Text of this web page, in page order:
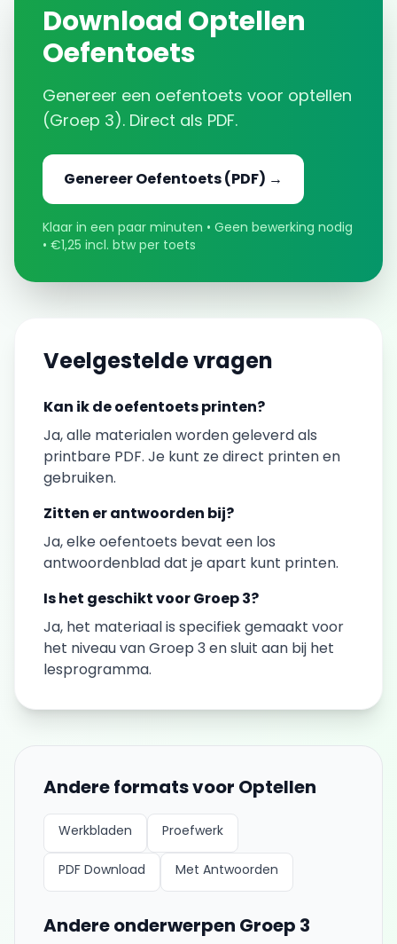
Download Optellen
Oefentoets
Genereer een oefentoets voor optellen
(Groep 3). Direct als PDF.
GenereerOefentoets(PDF) →
Klaar in een paar minuten • Geen bewerking nodig
• €1,25 incl. btw per toets
Veelgestelde vragen
Kan ik deoefentoetsprinten?
Ja, alle materialen worden geleverd als
printbare PDF. Je kunt ze direct printen en
gebruiken.
Zitten er antwoorden bij?
Ja, elkeoefentoets bevat een los
antwoordenblad dat je apart kunt printen.
Is het geschikt voorGroep 3?
Ja, het materiaal is specifiek gemaakt voor
het niveau vanGroep 3 en sluit aan bij het
lesprogramma.
Andere formats voor Optellen
Werkbladen Proefwerk
PDF Download Met Antwoorden
Andere onderwerpen Groep 3